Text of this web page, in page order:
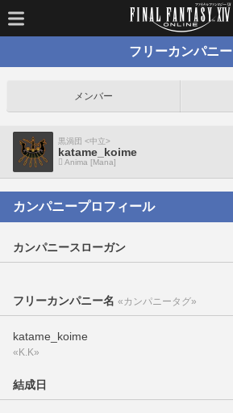
フリーカンパニー
メンバー
黒渦団 <中立>
katame_koime
Anima [Mana]
カンパニープロフィール
カンパニースローガン
フリーカンパニー名 «カンパニータグ»
katame_koime
«K.K»
結成日